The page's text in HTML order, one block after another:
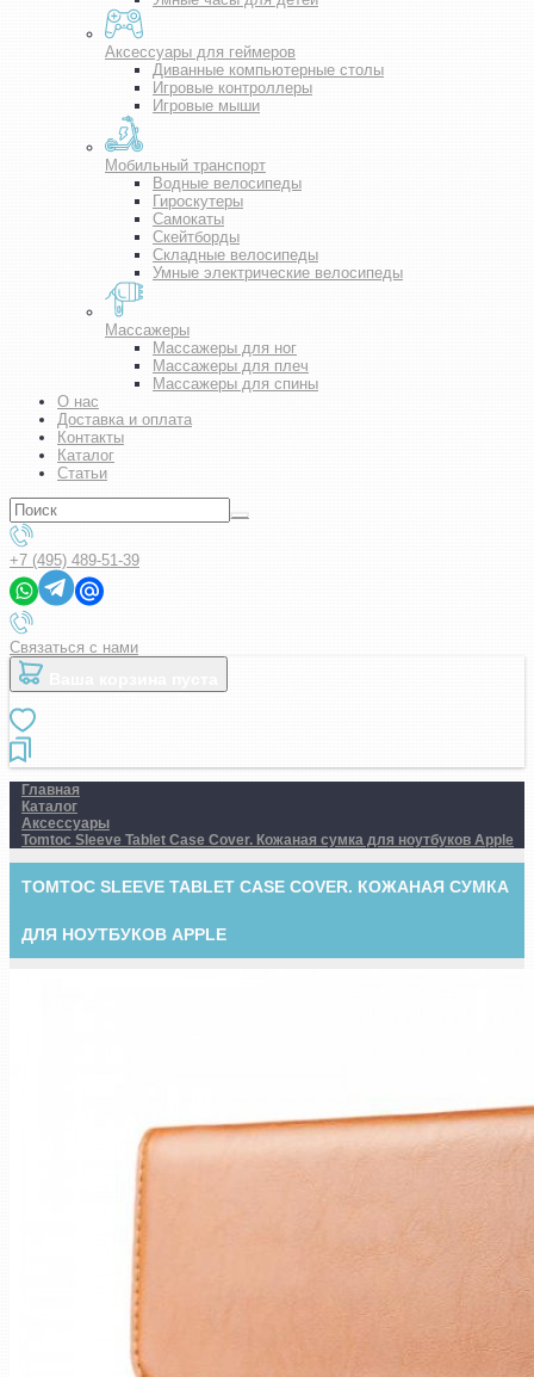
Аксессуары для геймеров
Диванные компьютерные столы
Игровые контроллеры
Игровые мыши
Мобильный транспорт
Водные велосипеды
Гироскутеры
Самокаты
Скейтборды
Складные велосипеды
Умные электрические велосипеды
Массажеры
Массажеры для ног
Массажеры для плеч
Массажеры для спины
О нас
Доставка и оплата
Контакты
Каталог
Статьи
+7 (495) 489-51-39
Связаться с нами
Главная
Каталог
Аксессуары
Tomtoc Sleeve Tablet Case Cover. Кожаная сумка для ноутбуков Apple
TOMTOC SLEEVE TABLET CASE COVER. КОЖАНАЯ СУМКА
ДЛЯ НОУТБУКОВ APPLE